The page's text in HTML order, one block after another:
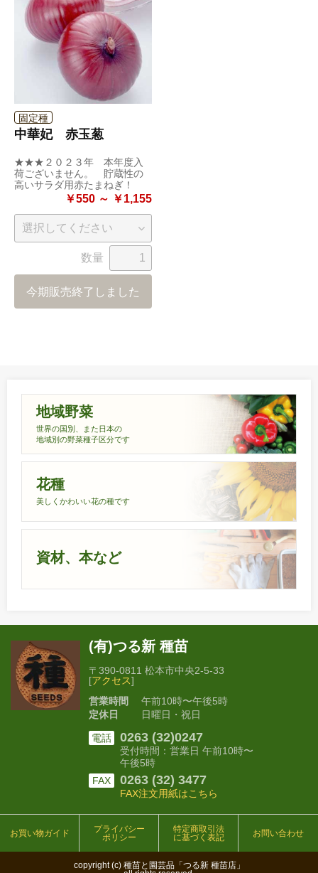
固定種
中華妃 赤玉葱
★★★２０２３年 本年度入
荷ございません。 貯蔵性の
高いサラダ用赤たまねぎ！
￥550 ～ ￥1,155
数量
今期販売終了しました
地域野菜
世界の国別、また日本の
地域別の野菜種子区分です
花種
美しくかわいい花の種です
資材、本など
(有)つる新 種苗
〒390-0811 松本市中央2-5-33
[アクセス]
営業時間
午前10時〜午後5時
定休日
日曜日・祝日
電話 0263 (32)0247
受付時間：営業日 午前10時〜
午後5時
FAX
0263 (32) 3477
FAX注文用紙はこちら
お買い物ガイド
プライバシー
ポリシー
特定商取引法
に基づく表記
お問い合わせ
copyright (c) 種苗と園芸品「つる新 種苗店」